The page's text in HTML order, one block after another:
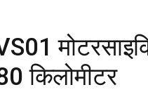
किलोमीटर